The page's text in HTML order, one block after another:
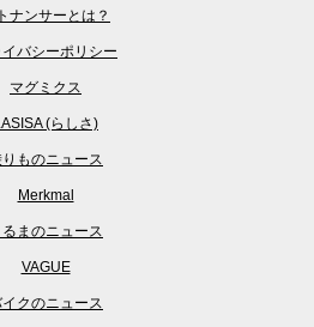
ナンサーとは？
イバシーポリシー
マグミクス
(らしさ)
ものニュース
Merkmal
るまのニュース
VAGUE
クのニュース